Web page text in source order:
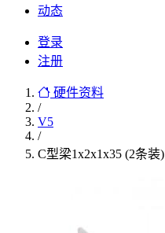
动态
登录
注册
硬件资料
/
V5
/
C型梁1x2x1x35 (2条装)